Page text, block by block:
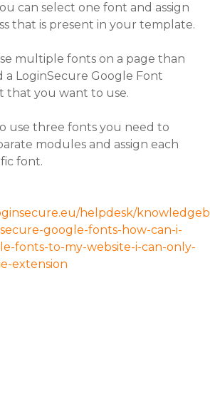
can select one font and assign
that is present in your template.
multiple fonts on a page than
a LoginSecure Google Font
that you want to use.
use three fonts you need to
modules and assign each
font.
helpdesk/
google-fonts-how-can-i-
fonts-to-my-website-i-can-only-
extension